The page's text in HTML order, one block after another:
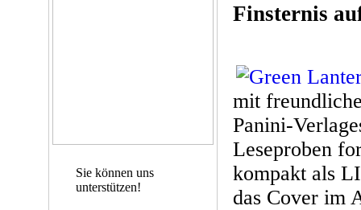
Sie können uns
unterstützen!
Finsternis
mit
Panini-
Leseproben
kompakt als
das Cover im